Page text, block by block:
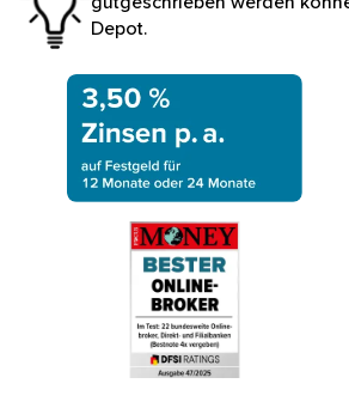
Depot.
Blauer Störer mit weißer Schrift
Auszeichnung bester Online-